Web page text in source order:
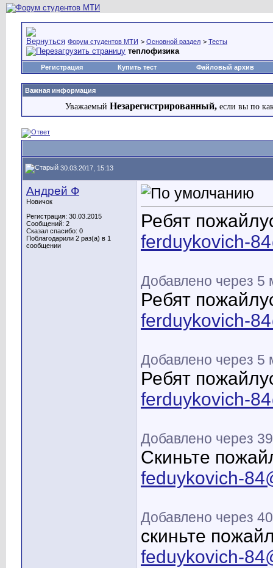
Форум студентов МТИ > Основной раздел > Тесты
теплофизика
Регистрация Купить тест Файловый архив
Важная информация
Уважаемый Незарегистрированный, если вы по
30.03.2017, 15:13
Андрей Ф
Новичок
Регистрация: 30.03.2015
Сообщений: 2
Сказал спасибо: 0
Поблагодарили 2 раз(а) в 1
сообщении
Ребят
ferduykovich-
Добавлено через 5
Ребят
ferduykovich-
Добавлено через 5
Ребят
ferduykovich-
Добавлено через
Скиньте
feduykovich-
Добавлено через
скиньте
feduykovich-